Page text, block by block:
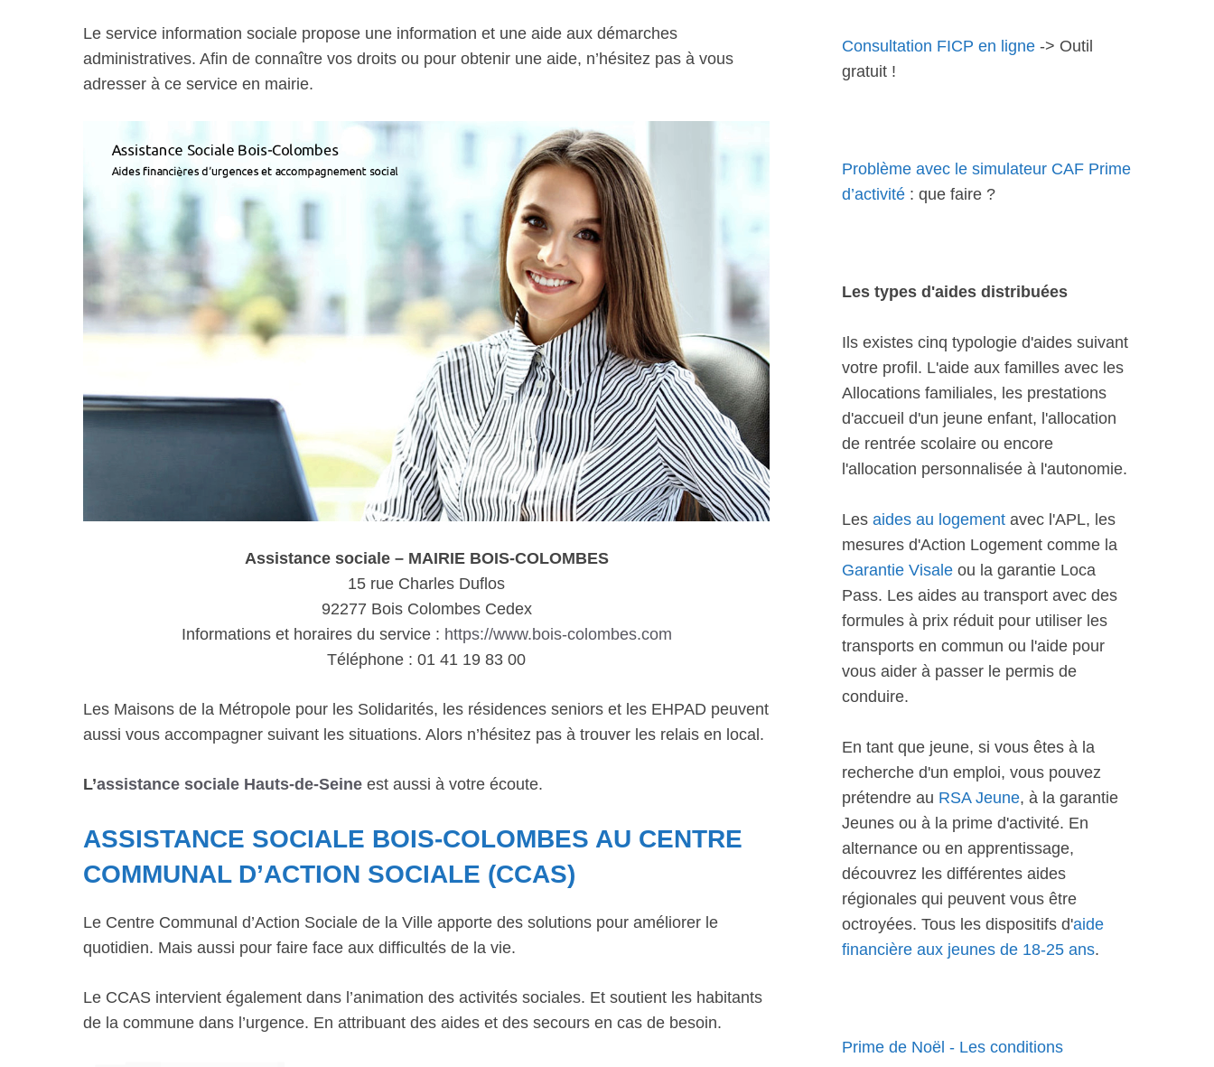
Le service information sociale propose une information et une aide aux démarches
administratives. Afin de connaître vos droits ou pour obtenir une aide, n’hésitez pas à vous
adresser à ce service en mairie.
Assistance sociale – MAIRIE BOIS-COLOMBES
15 rue Charles Duflos
92277 Bois Colombes Cedex
Informations et horaires du service : https://www.bois-colombes.com
Téléphone : 01 41 19 83 00
Les Maisons de la Métropole pour les Solidarités, les résidences seniors et les EHPAD peuvent
aussi vous accompagner suivant les situations. Alors n’hésitez pas à trouver les relais en local.
L’assistance sociale Hauts-de-Seine est aussi à votre écoute.
ASSISTANCE SOCIALE BOIS-COLOMBES AU CENTRE
COMMUNAL D’ACTION SOCIALE (CCAS)
Le Centre Communal d’Action Sociale de la Ville apporte des solutions pour améliorer le
quotidien. Mais aussi pour faire face aux difficultés de la vie.
Le CCAS intervient également dans l’animation des activités sociales. Et soutient les habitants
de la commune dans l’urgence. En attribuant des aides et des secours en cas de besoin.
Consultation FICP en ligne -> Outil
gratuit !
Problème avec le simulateur CAF Prime
d’activité : que faire ?
Les types d'aides distribuées
Ils existes cinq typologie d'aides suivant
votre profil. L'aide aux familles avec les
Allocations familiales, les prestations
d'accueil d'un jeune enfant, l'allocation
de rentrée scolaire ou encore
l'allocation personnalisée à l'autonomie.
Les aides au logement avec l'APL, les
mesures d'Action Logement comme la
Garantie Visale ou la garantie Loca
Pass. Les aides au transport avec des
formules à prix réduit pour utiliser les
transports en commun ou l'aide pour
vous aider à passer le permis de
conduire.
En tant que jeune, si vous êtes à la
recherche d'un emploi, vous pouvez
prétendre au RSA Jeune, à la garantie
Jeunes ou à la prime d'activité. En
alternance ou en apprentissage,
découvrez les différentes aides
régionales qui peuvent vous être
octroyées. Tous les dispositifs d'aide
financière aux jeunes de 18-25 ans.
Prime de Noël - Les conditions